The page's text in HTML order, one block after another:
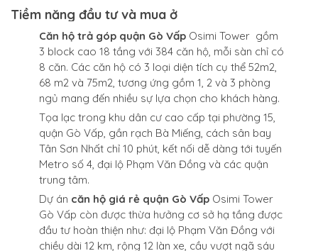
Tiềm năng đầu tư và mua ở
Căn hộ trả góp quận Gò Vấp Osimi Tower gồm
3 block cao 18 tầng với 384 căn hộ, mỗi sàn chỉ có
8 căn. Các căn hộ có 3 loại diện tích cụ thể 52m2,
68 m2 và 75m2, tương ứng gồm 1, 2 và 3 phòng
ngủ mang đến nhiều sự lựa chọn cho khách hàng.
Tọa lạc trong khu dân cư cao cấp tại phường 15,
quận Gò Vấp, gần rạch Bà Miếng, cách sân bay
Tân Sơn Nhất chỉ 10 phút, kết nối dễ dàng tới tuyến
Metro số 4, đại lộ Phạm Văn Đồng và các quận
trung tâm.
Dự án căn hộ giá rẻ quận Gò Vấp Osimi Tower
Gò Vấp còn được thừa hưởng cơ sở hạ tầng được
đầu tư hoàn thiện như: đại lộ Phạm Văn Đồng với
chiều dài 12 km, rộng 12 làn xe, cầu vượt ngã sáu